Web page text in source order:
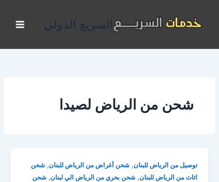
المحتوى
السريع الدولي
شحن من الرياض لصيدا
توصيل من الرياض للبنان,شحن أغراض من الرياض للبنان,شحن
اثاث من الرياض للبنان,شحن بحري من الرياض الي لبنان,شحن